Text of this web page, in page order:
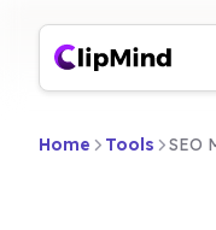
Home Tools